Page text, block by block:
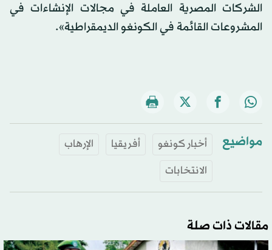
الشركات المصرية العاملة في مجالات الإنشاءات في
المشروعات القائمة في الكونغو الديمقراطية».
مواضيع أخبار كونغو أفريقيا
الإرهاب
الانتخابات
مقالات ذات صلة